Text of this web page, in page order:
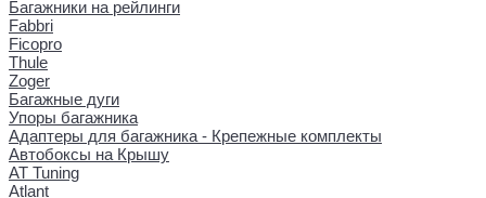
Багажники на рейлинги
Fabbri
Ficopro
Thule
Zoger
Багажные дуги
Упоры багажника
Адаптеры для багажника - Крепежные комплекты
Автобоксы на Крышу
AT Tuning
Atlant